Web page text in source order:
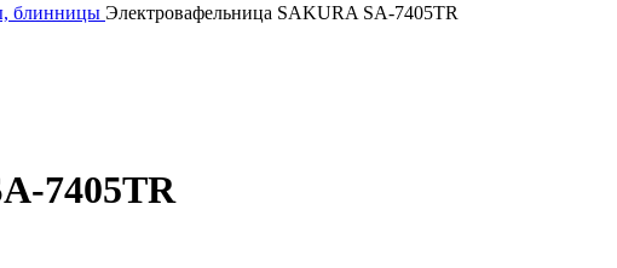
блинницы Электровафельница SAKURA SA-7405TR
7405TR